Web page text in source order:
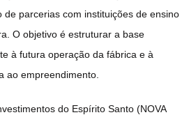
de parcerias com instituições de ensino
O objetivo é estruturar a base
à futura operação da fábrica e à
ao empreendimento.
do Espírito Santo (NOVA